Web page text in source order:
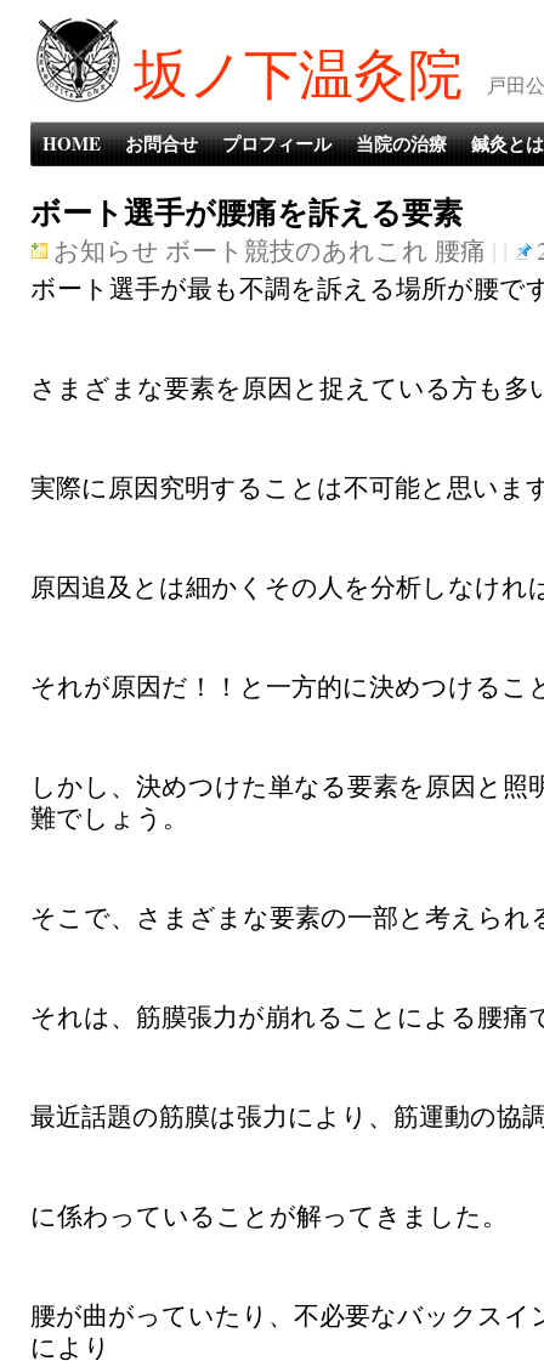
坂ノ下温灸院 戸田
HOME お問合せ プロフィール 当院の治療 鍼灸とは
ボート選手が腰痛を訴える要素
お知らせ ボート競技のあれこれ 腰痛 | |
ボート選手が最も不調を訴える場所が腰で
さまざまな要素を原因と捉えている方も多
実際に原因究明することは不可能と思いま
原因追及とは細かくその人を分析しなけれ
それが原因だ！！と一方的に決めつけるこ
しかし、決めつけた単なる要素を原因と照
難でしょう。
そこで、さまざまな要素の一部と考えられ
それは、筋膜張力が崩れることによる腰痛
最近話題の筋膜は張力により、筋運動の協
に係わっていることが解ってきました。
腰が曲がっていたり、不必要なバックスイ
により